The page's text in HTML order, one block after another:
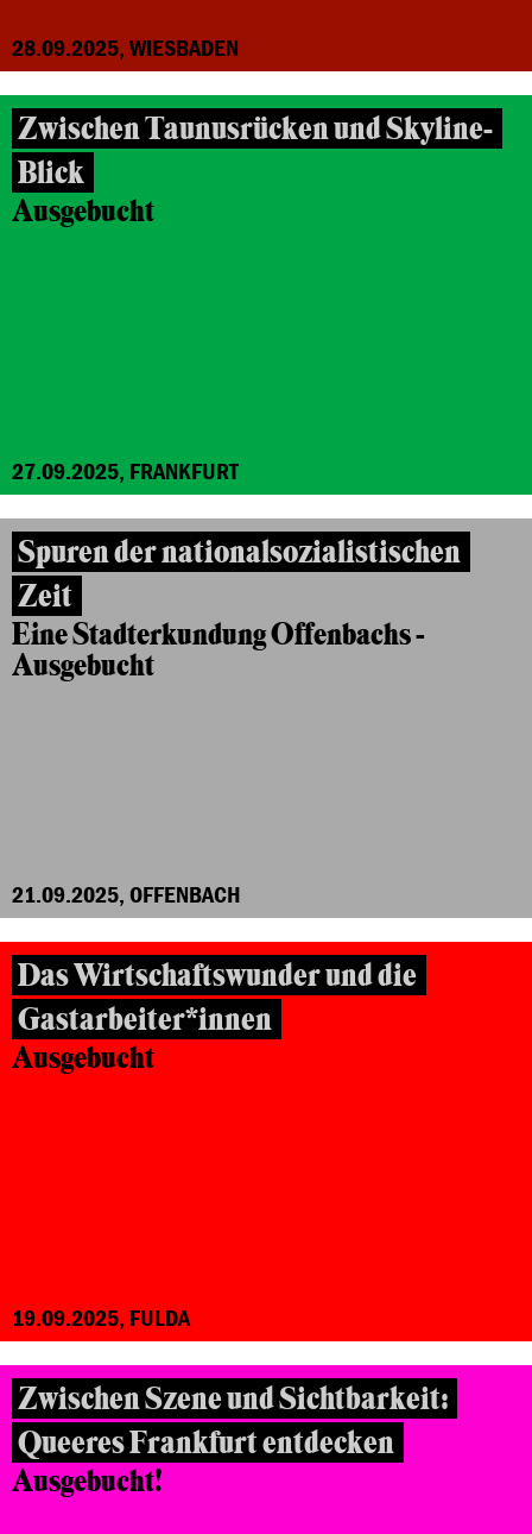
28.09.2025, WIESBADEN
Zwischen Taunusrücken und Skyline-
Blick
Ausgebucht
27.09.2025, FRANKFURT
Spuren der nationalsozialistischen
Zeit
Eine Stadterkundung Offenbachs -
Ausgebucht
21.09.2025, OFFENBACH
Das Wirtschaftswunder und die
Gastarbeiter*innen
Ausgebucht
19.09.2025, FULDA
Zwischen Szene und Sichtbarkeit:
Queeres Frankfurt entdecken
Ausgebucht!